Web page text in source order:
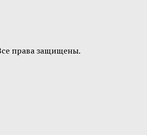
права защищены.